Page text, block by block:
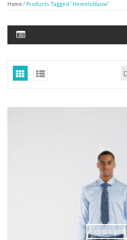
Home / Products Tagged “Hemelsblauw”
QUICK VIEW